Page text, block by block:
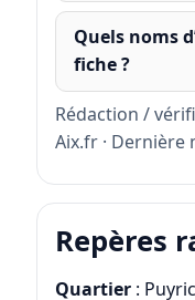
Quels noms
fiche ?
Rédaction /
Aix.fr · Dernière
Repères
Quartier: